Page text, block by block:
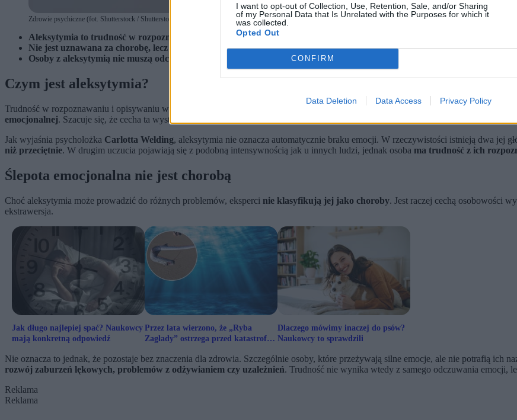
I want to opt-out of Collection, Use, Retention, Sale, and/or Sharing
of my Personal Data that Is Unrelated with the Purposes for which it
was collected.
Opted Out
CONFIRM
Data Deletion Data Access Privacy Policy
Zdrowie psychiczne (fot. Shutterstock / Shutterstock)
Aleksytymia to trudność w rozpoznawaniu i opisywaniu własnych emocji. Szacuje się, że dotyczy około 10 proc. populacji.
Nie jest uznawana za chorobę, lecz za cechę występującą na pewnym spektrum. Może jednak zwiększać ryzyko
Osoby z aleksytymią nie muszą odczuwać mniej emocji. Często problemem jest ich zrozumienie i wyrażenie, a nie samo
Czym jest aleksytymia?
Trudność w rozpoznawaniu i opisywaniu własnych uczuć to problem, z którym zmaga się wiele osób. W skrajniejszej formie może on
emocjonalnej. Szacuje się, że cecha ta występuje u około
Jak wyjaśnia psycholożka Carlotta Welding, aleksytymia nie oznacza automatycznie braku emocji. W rzeczywistości istnieją dwa jej
niż przeciętnie. W drugim uczucia pojawiają się z podobną intensywnością jak u innych ludzi, jednak osoba ma trudność z ich
Ślepota emocjonalna nie jest chorobą
Choć aleksytymia może prowadzić do różnych problemów, eksperci nie klasyfikują jej jako choroby. Jest raczej cechą osobowości
ekstrawersja.
Jak długo najlepiej spać? Naukowcy
mają konkretną odpowiedź
Przez lata wierzono, że „Ryba
Zagłady” ostrzega przed katastrofą.
Dlaczego mówimy inaczej do psów?
Naukowcy to sprawdzili
Nie oznacza to jednak, że pozostaje bez znaczenia dla zdrowia. Szczególnie osoby, które przeżywają silne emocje, ale nie potrafią ich
rozwój zaburzeń lękowych, problemów z odżywianiem czy uzależnień. Trudność nie wynika wtedy z samego odczuwania emocji,
Reklama
Reklama